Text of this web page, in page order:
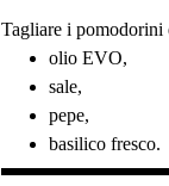
Tagliare i pomodorini
olio EVO,
sale,
pepe,
basilico fresco.